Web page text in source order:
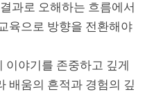
과로 오해하는 흐름에서
육으로 방향을 전환해야
이야기를 존중하고 깊게
배움의 흔적과 경험의 깊